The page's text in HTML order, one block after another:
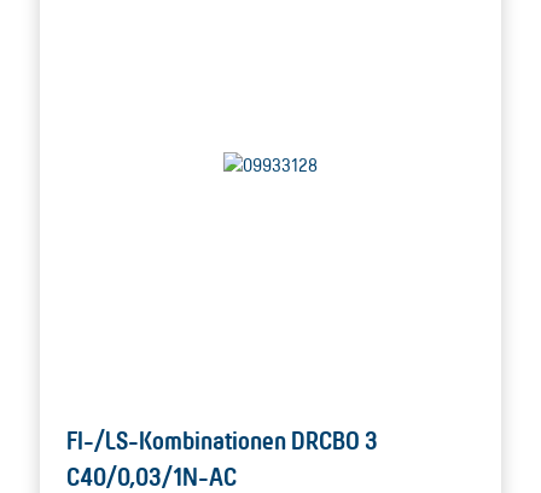
FI-/LS-Kombinationen DRCBO 3
C40/0,03/1N-AC